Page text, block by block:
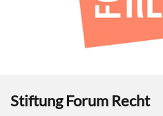
Stiftung Forum Recht